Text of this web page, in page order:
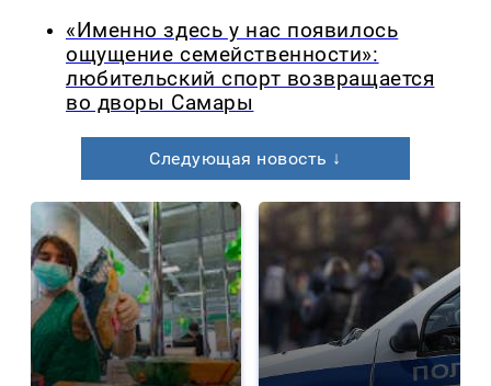
«Именно здесь у нас появилось
ощущение семейственности»:
любительский спорт возвращается
во дворы Самары
Следующая новость ↓